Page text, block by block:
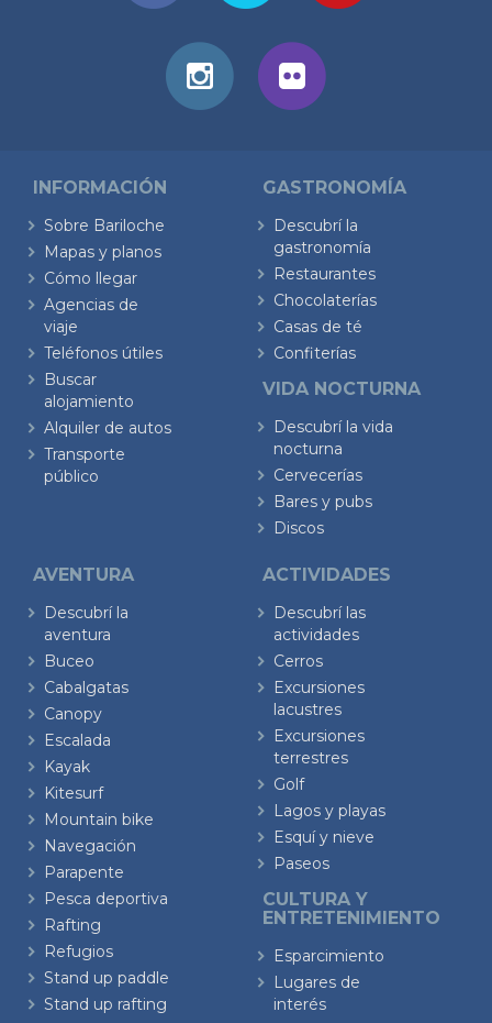
INFORMACIÓN
Sobre Bariloche
Mapas y planos
Cómo llegar
Agencias de
viaje
Teléfonos útiles
Buscar
alojamiento
Alquiler de autos
Transporte
público
GASTRONOMÍA
Descubrí la
gastronomía
Restaurantes
Chocolaterías
Casas de té
Confiterías
VIDA NOCTURNA
Descubrí la vida
nocturna
Cervecerías
Bares y pubs
Discos
AVENTURA
Descubrí la
aventura
Buceo
Cabalgatas
Canopy
Escalada
Kayak
Kitesurf
Mountain bike
Navegación
Parapente
Pesca deportiva
Rafting
Refugios
Stand up paddle
Stand up rafting
ACTIVIDADES
Descubrí las
actividades
Cerros
Excursiones
lacustres
Excursiones
terrestres
Golf
Lagos y playas
Esquí y nieve
Paseos
CULTURA Y
ENTRETENIMIENTO
Esparcimiento
Lugares de
interés